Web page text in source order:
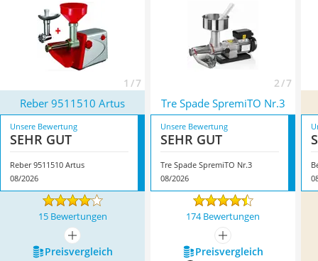
ModellReber 9511510 Artus mit seinen Eigenschaften.
1 / 7 2 / 7
Reber 9511510 Artus Tre Spade SpremiTO Nr.3
Unsere Bewertung
SEHR GUT
Reber 9511510 Artus
08/2026
Unsere Bewertung
SEHR GUT
Tre Spade SpremiTO Nr.3
08/2026
15 Bewertungen 174 Bewertungen
mehr anzeigen
mehr anzeigen
Preis­vergleich
Preis­vergleich